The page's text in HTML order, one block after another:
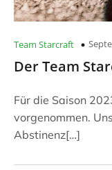
Team Starcraft
Der Team
Für die Saison
vorgenommen.
Abstinenz[…]